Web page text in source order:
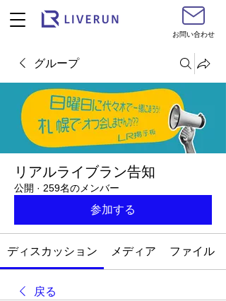
お問い合わせ
グループ
リアルライブラン告知
公開 · 259名のメンバー
参加する
ディスカッション メディア ファイル
戻る